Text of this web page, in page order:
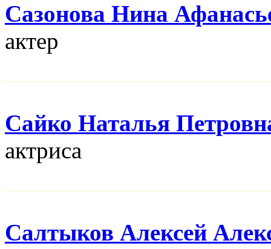
Сазонова Нина
актер
Сайко Наталья
актриса
Салтыков Алексей